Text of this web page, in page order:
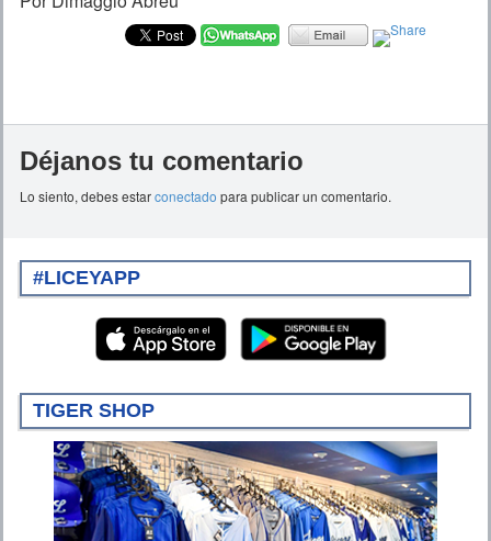
Déjanos tu comentario
Lo siento, debes estarconectado para publicar un comentario.
#LICEYAPP
TIGER SHOP